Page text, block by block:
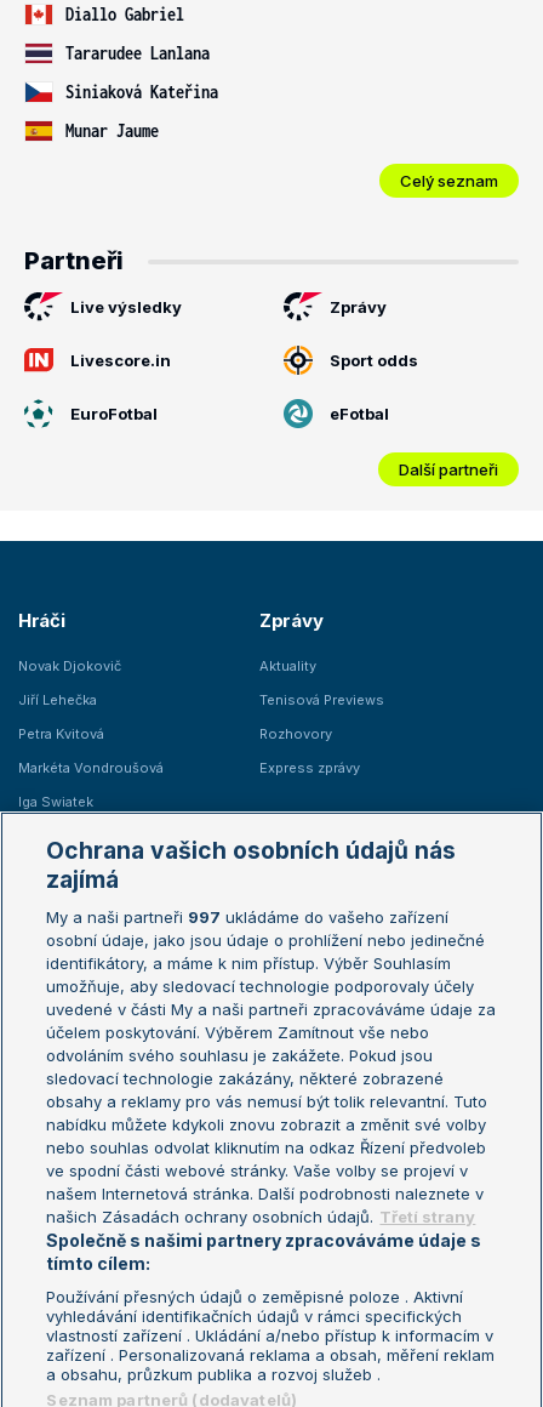
Diallo Gabriel
Tararudee Lanlana
Siniaková Kateřina
Munar Jaume
Celý seznam
Partneři
Live výsledky Zprávy
Livescore.in Sport odds
EuroFotbal eFotbal
Další partneři
Hráči
Novak Djokovič
Jiří Lehečka
Petra Kvitová
Markéta Vondroušová
Iga Swiatek
Zprávy
Aktuality
Tenisová Previews
Rozhovory
Express zprávy
Žebříčky
Žebříček ATP (muži)
Žebříček WTA (ženy)
Sázkařský žebříček
Australian Open
French Open
Wimbledon
US Open
Turnaj mistrů
Turnaj mistryň
Aktualní trendy
Fotbalové přestupy
Livesport Daily
LS Prague Open
Podmínky užití
Nastavení soukromí
GDPR a žurnalistika
Reklama
Kontakt
Informace o zpracování osobních
údajů
Ochrana vašich osobních údajů nás
zajímá
My a naši partneři 997 ukládáme do vašeho zařízení
osobní údaje, jako jsou údaje o prohlížení nebo jedinečné
identifikátory, a máme k nim přístup. Výběr Souhlasím
umožňuje, aby sledovací technologie podporovaly účely
uvedené v části My a naši partneři zpracováváme údaje za
účelem poskytování. Výběrem Zamítnout vše nebo
odvoláním svého souhlasu je zakážete. Pokud jsou
sledovací technologie zakázány, některé zobrazené
obsahy a reklamy pro vás nemusí být tolik relevantní. Tuto
nabídku můžete kdykoli znovu zobrazit a změnit své volby
nebo souhlas odvolat kliknutím na odkaz Řízení předvoleb
ve spodní části webové stránky. Vaše volby se projeví v
našem Internetová stránka. Další podrobnosti naleznete v
našich Zásadách ochrany osobních údajů. Třetí strany
Společně s našimi partnery zpracováváme údaje s
tímto cílem:
Používání přesných údajů o zeměpisné poloze . Aktivní
vyhledávání identifikačních údajů v rámci specifických
vlastností zařízení . Ukládání a/nebo přístup k informacím v
zařízení . Personalizovaná reklama a obsah, měření reklam
a obsahu, průzkum publika a rozvoj služeb .
Seznam partnerů (dodavatelů)